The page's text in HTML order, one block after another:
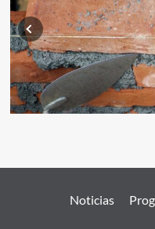
Noticias